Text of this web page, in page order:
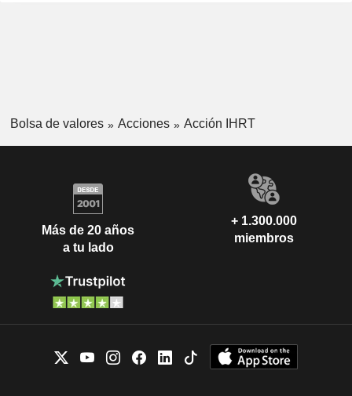
Bolsa de valores Acciones Acción IHRT
Más de 20 años
a tu lado
+ 1.300.000
miembros